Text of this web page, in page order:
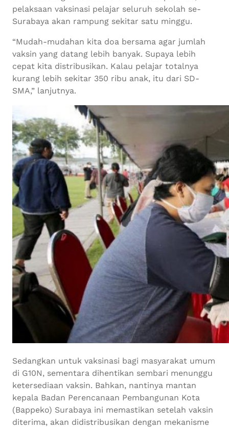
pelaksaan vaksinasi pelajar seluruh sekolah se-
Surabaya akan rampung sekitar satu minggu.
“Mudah-mudahan kita doa bersama agar jumlah
vaksin yang datang lebih banyak. Supaya lebih
cepat kita distribusikan. Kalau pelajar totalnya
kurang lebih sekitar 350 ribu anak, itu dari SD-
SMA,” lanjutnya.
Sedangkan untuk vaksinasi bagi masyarakat umum
di G10N, sementara dihentikan sembari menunggu
ketersediaan vaksin. Bahkan, nantinya mantan
kepala Badan Perencanaan Pembangunan Kota
(Bappeko) Surabaya ini memastikan setelah vaksin
diterima, akan didistribusikan dengan mekanisme